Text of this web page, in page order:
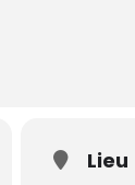
LYON
Lieu